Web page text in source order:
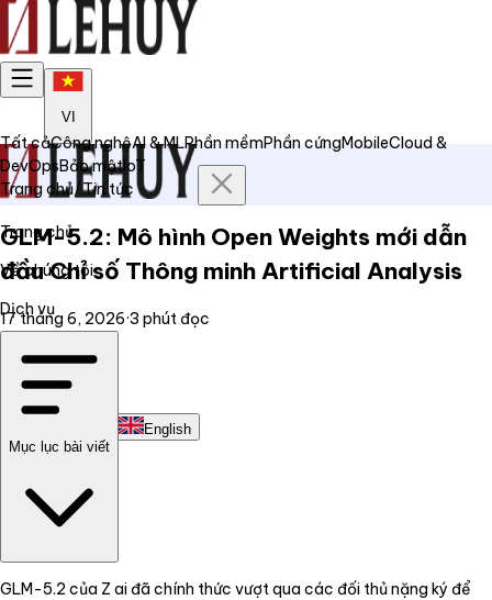
VI
Trang chủ
Về chúng tôi
Dịch vụ
Liên hệ
English
Tất cảCông nghệAI & MLPhần mềmPhần cứngMobileCloud &
DevOpsBảo mậtIoT
Trang chủ/Tin tức
GLM-5.2: Mô hình Open Weights mới dẫn
đầu Chỉ số Thông minh Artificial Analysis
17 tháng 6, 2026·3 phút đọc
Mục lục bài viết
GLM-5.2 của Z ai đã chính thức vượt qua các đối thủ nặng ký để